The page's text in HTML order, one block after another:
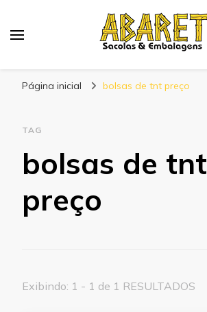
Página inicial bolsas de tnt preço
TAG
bolsas de tnt
preço
Exibindo: 1 - 1 de 1 RESULTADOS